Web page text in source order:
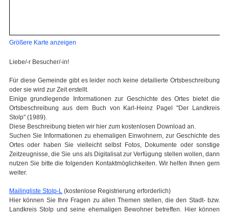
Größere Karte anzeigen
Liebe/-r Besucher/-in!
Für diese Gemeinde gibt es leider noch keine detailierte Ortsbeschreibung
oder sie wird zur Zeit erstellt.
Einige grundlegende Informationen zur Geschichte des Ortes bietet die
Ortsbeschreibung aus dem Buch von Karl-Heinz Pagel "Der Landkreis
Stolp" (1989).
Diese Beschreibung bieten wir hier zum kostenlosen Download an.
Suchen Sie Informationen zu ehemaligen Einwohnern, zur Geschichte des
Ortes oder haben Sie vielleicht selbst Fotos, Dokumente oder sonstige
Zeitzeugnisse, die Sie uns als Digitalisat zur Verfügung stellen wollen, dann
nutzen Sie bitte die folgenden Kontaktmöglichkeiten. Wir helfen Ihnen gern
weiter.
Mailingliste Stolp-L (kostenlose Registrierung erforderlich)
Hier können Sie Ihre Fragen zu allen Themen stellen, die den Stadt- bzw.
Landkreis Stolp und seine ehemaligen Bewohner betreffen. Hier können